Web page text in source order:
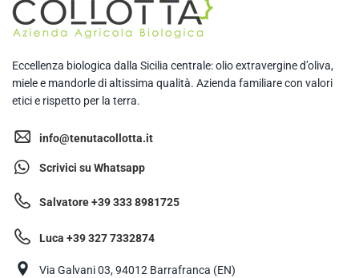
Eccellenza biologica dalla Sicilia centrale: olio extravergine d’oliva,
miele e mandorle di altissima qualità. Azienda familiare con valori
etici e rispetto per la terra.
info@tenutacollotta.it
Scrivici su Whatsapp
Salvatore +39 333 8981725
Luca +39 327 7332874
Via Galvani 03, 94012 Barrafranca (EN)